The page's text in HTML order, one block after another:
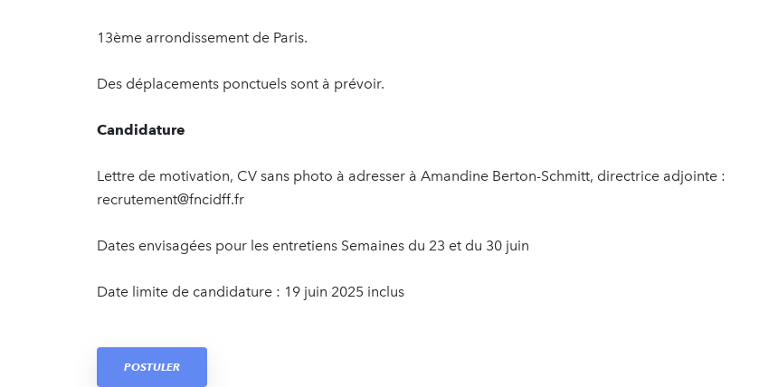
13ème arrondissement de Paris.
Des déplacements ponctuels sont à prévoir.
Candidature
Lettre de motivation, CV sans photo à adresser à Amandine Berton-Schmitt, directrice adjointe :
recrutement@fncidff.fr
Dates envisagées pour les entretiens Semaines du 23 et du 30 juin
Date limite de candidature : 19 juin 2025 inclus
POSTULER